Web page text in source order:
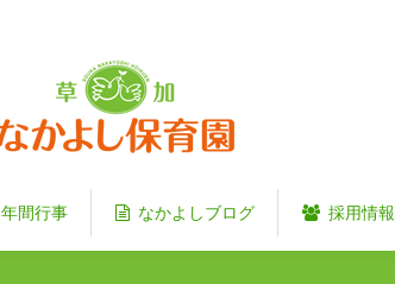
年間行事 なかよしブログ 採用情報